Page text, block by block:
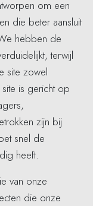
om een
die beter aansluit
hebben de
terwijl
site zowel
is gericht op
zijn bij
snel de
heeft.
van onze
die onze